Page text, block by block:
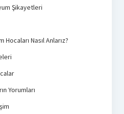
Şikayetleri
Nasıl Anlarız?
Yorumları